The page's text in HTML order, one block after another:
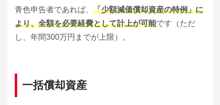
青色申告者であれば、 「少額減価償却資産の特例」に
より、全額を必要経費として計上が可能です（ただ
し、年間300万円までが上限）。
一括償却資産